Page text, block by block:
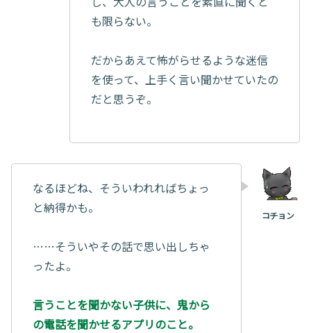
も限らない。
だからあえて怖がらせるような迷信
を使って、上手く言い聞かせていたの
だと思うぞ。
なるほどね、そういわれればちょっ
と納得かも。
……そういやその話で思い出しちゃ
ったよ。
言うことを聞かない子供に、鬼から
の電話を聞かせるアプリのこと。